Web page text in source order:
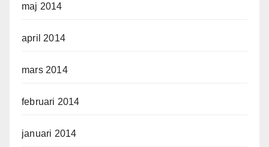
maj 2014
april 2014
mars 2014
februari 2014
januari 2014